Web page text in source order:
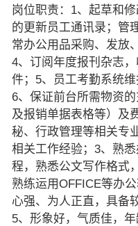
岗位职责：1、起草和
的更新员工通讯录；管
常办公用品采购、发放
4、订阅年度报刊杂志
件；5、员工考勤系统
6、保证前台所需物资
及报销单据表格等）及
秘、行政管理等相关专
相关工作经验；3、熟
程，熟悉公文写作格式
熟练运用OFFICE等办
心强、为人正直，具备
5、形象好，气质佳，年